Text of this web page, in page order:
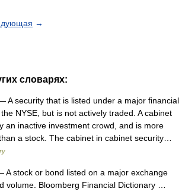
→
словарях:
A security that is listed under a major financial
NYSE, but is not actively traded. A cabinet
an inactive investment crowd, and is more
a stock. The cabinet in cabinet security…
A stock or bond listed on a major exchange
volume. Bloomberg Financial Dictionary …